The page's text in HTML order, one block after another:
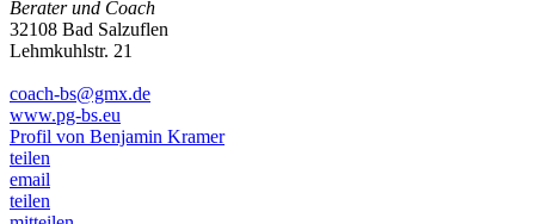
Berater und Coach
32108 Bad Salzuflen
Lehmkuhlstr. 21
coach-bs@gmx.de
www.pg-bs.eu
Profil von Benjamin Kramer
teilen
email
teilen